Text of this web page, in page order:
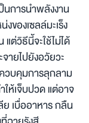
นการนำพลังงาน
ของเซลล์มะเร็ง
ต่วิธีนี้จะใช้ไม่ได้
ายไปยังอวัยวะ
วบคุมการลุกลาม
ให้เจ็บปวด แต่อาจ
ย เบื่ออาหาร กลืน